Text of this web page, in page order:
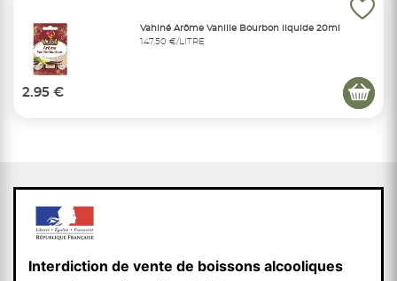
Vahiné Arôme Vanille Bourbon liquide 20ml
147,50 €/LITRE
2.95 €
Interdiction de vente de boissons alcooliques